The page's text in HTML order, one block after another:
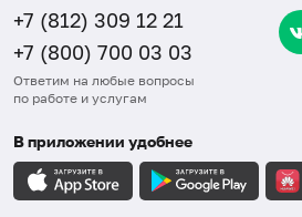
+7 (812) 309 12 21
+7 (800) 700 03 03
Ответим на любые вопросы
по работе и услугам
В приложении удобнее